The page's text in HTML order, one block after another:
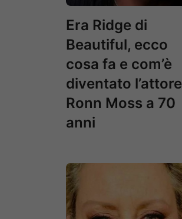
Era Ridge di
Beautiful, ecco
cosa fa e com’è
diventato l’attore
Ronn Moss a 70
anni